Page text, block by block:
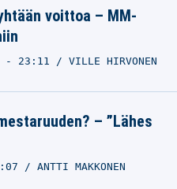
voittoa – MM-
- 23:11 VILLE HIRVONEN
– ”Lähes
ANTTI MAKKONEN